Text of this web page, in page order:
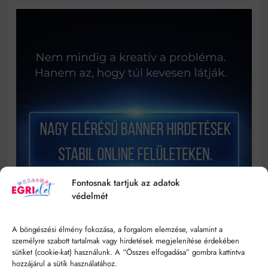
Fontosnak tartjuk az adatok
védelmét
A böngészési élmény fokozása, a forgalom elemzése, valamint a
személyre szabott tartalmak vagy hirdetések megjelenítése érdekében
sütiket (cookie-kat) használunk. A “Összes elfogadása” gombra kattintva
hozzájárul a sütik használatához.